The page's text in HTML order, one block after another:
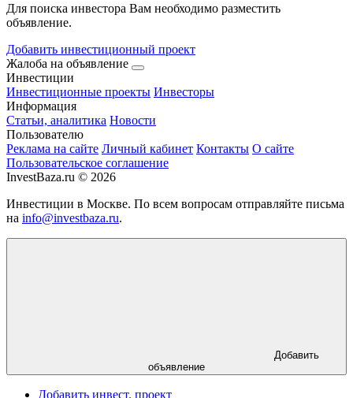
Для поиска инвестора Вам необходимо разместить
объявление.
Добавить инвестиционный проект
Жалоба на объявление
Инвестиции
Инвестиционные проекты Инвесторы
Информация
Статьи, аналитика Новости
Пользователю
Реклама на сайте Личный кабинет Контакты О сайте
Пользовательское соглашение
InvestBaza.ru © 2026
Инвестиции в Москве. По всем вопросам отправляйте письма
на info@investbaza.ru.
Добавить
объявление
Добавить инвест. проект